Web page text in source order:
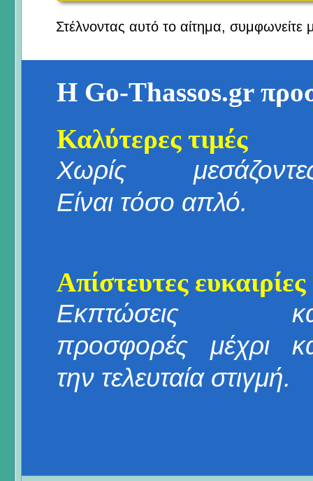
Στέλνοντας αυτό το αίτημα, συμφωνείτε
Η Go-Thassos.gr
Καλύτερες τιμές
Χωρίς
Είναι τόσο απλό.
Απίστευτες ευκαιρίες
Εκπτώσεις
προσφορές μέχρι
την τελευταία στιγμή.